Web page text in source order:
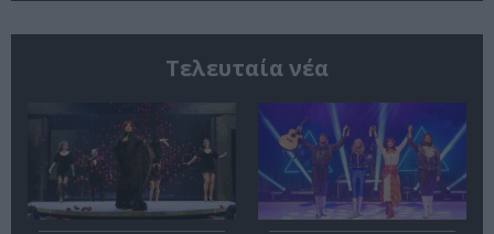
Τελευταία νέα